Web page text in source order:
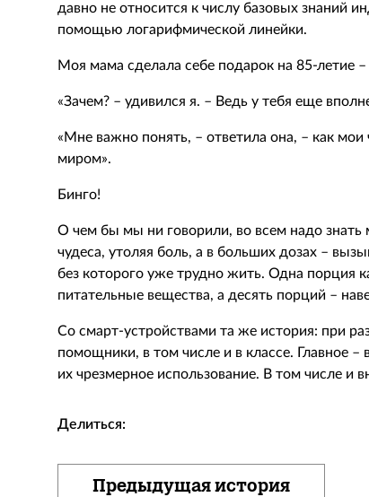
давно не относится к числу базовых знаний
помощью логарифмической линейки.
Моя мама сделала себе подарок на 85-летие
«Зачем? – удивился я. – Ведь у тебя еще
«Мне важно понять, – ответила она, – как
миром».
Бинго!
О чем бы мы ни говорили, во всем надо знать
чудеса, утоляя боль, а в больших дозах –
без которого уже трудно жить. Одна порция
питательные вещества, а десять порций –
Со смарт-устройствами та же история: при
помощники, в том числе и в классе. Главное –
их чрезмерное использование. В том числе и
Делиться:
Предыдущая история